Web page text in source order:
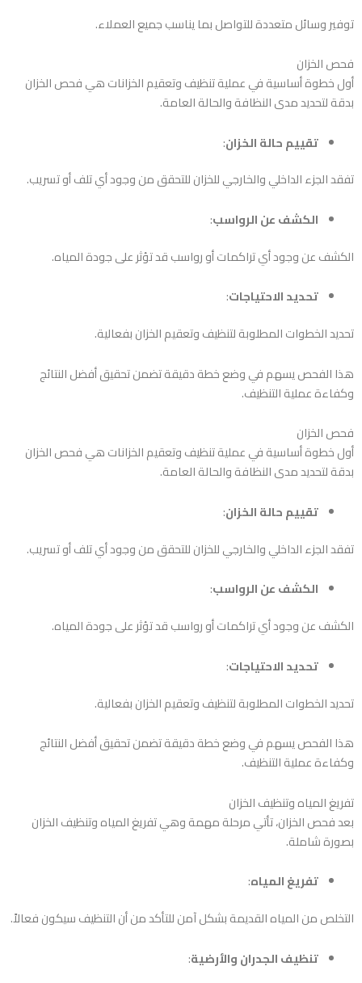
توفير وسائل متعددة للتواصل بما يناسب جميع العملاء.
فحص الخزان
أول خطوة أساسية في عملية تنظيف وتعقيم الخزانات هي فحص الخزان
بدقة لتحديد مدى النظافة والحالة العامة.
تقييم حالة الخزان:
تفقد الجزء الداخلي والخارجي للخزان للتحقق من وجود أي تلف أو تسريب.
الكشف عن الرواسب:
الكشف عن وجود أي تراكمات أو رواسب قد تؤثر على جودة المياه.
تحديد الاحتياجات:
تحديد الخطوات المطلوبة لتنظيف وتعقيم الخزان بفعالية.
هذا الفحص يسهم في وضع خطة دقيقة تضمن تحقيق أفضل النتائج
وكفاءة عملية التنظيف.
فحص الخزان
أول خطوة أساسية في عملية تنظيف وتعقيم الخزانات هي فحص الخزان
بدقة لتحديد مدى النظافة والحالة العامة.
تقييم حالة الخزان:
تفقد الجزء الداخلي والخارجي للخزان للتحقق من وجود أي تلف أو تسريب.
الكشف عن الرواسب:
الكشف عن وجود أي تراكمات أو رواسب قد تؤثر على جودة المياه.
تحديد الاحتياجات:
تحديد الخطوات المطلوبة لتنظيف وتعقيم الخزان بفعالية.
هذا الفحص يسهم في وضع خطة دقيقة تضمن تحقيق أفضل النتائج
وكفاءة عملية التنظيف.
تفريغ المياه وتنظيف الخزان
بعد فحص الخزان، تأتي مرحلة مهمة وهي تفريغ المياه وتنظيف الخزان
بصورة شاملة.
تفريغ المياه:
التخلص من المياه القديمة بشكل آمن للتأكد من أن التنظيف سيكون فعالاً.
تنظيف الجدران والأرضية: